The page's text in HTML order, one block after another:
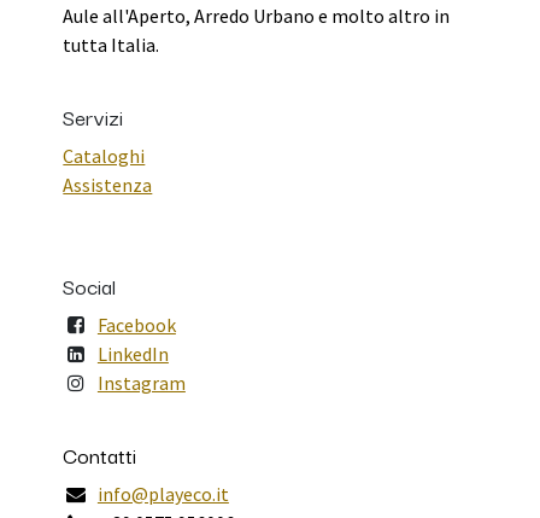
Aule all'Aperto, Arredo Urbano e molto altro in
tutta Italia.
Servizi
Cataloghi
Assistenza
Social
Facebook
LinkedIn
Instagram
Contatti
info@playeco.it